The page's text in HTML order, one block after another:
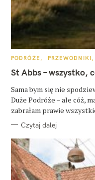
K
T
E
O
R
I
PODRÓŻE PRZEWODNIKI
St Abbs – wszystko,
Sama bym się nie
Duże Podróże – ale cóż,
zabrałam prawie
Czytaj dalej